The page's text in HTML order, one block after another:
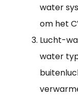
water
om het
Lucht-
water